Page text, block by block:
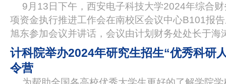
9月13日下午，西安电子科技大学2024年综合
项资金执行推进工作会在南校区会议中心B101报
旭东参加会议并讲话，会议由计划财务处处长于
计科院举办2024年研究生招生“优秀科研
令营